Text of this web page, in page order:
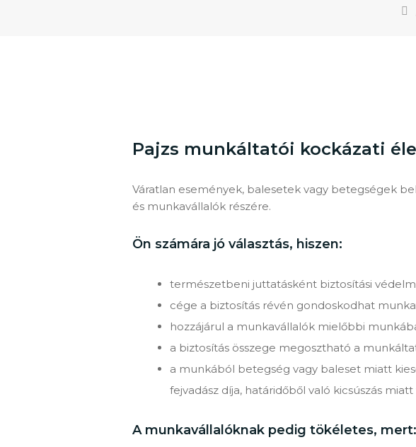
Pajzs munkáltatói kockázati
Váratlan események, balesetek vagy betegségek
és munkavállalók részére.
Ön számára jó választás, hiszen:
természetbeni juttatásként biztosítási
cége a biztosítás révén gondoskodhat
hozzájárul a munkavállalók mielőbbi
a biztosítás összege megosztható a
a munkából betegség vagy baleset miatt
fejvadász díja, határidőből való kicsúszás
A munkavállalóknak pedig tökéletes, mert: